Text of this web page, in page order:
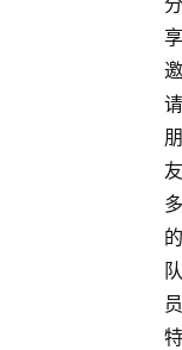
享
邀
请
朋
友
多
的
队
员
特